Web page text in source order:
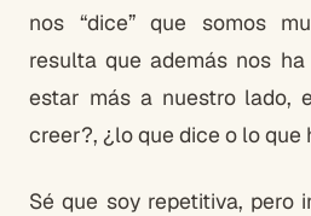
nos “dice” que somos
resulta que además nos
estar más a nuestro lado,
creer?, ¿lo que dice o lo que
Sé que soy repetitiva, pero